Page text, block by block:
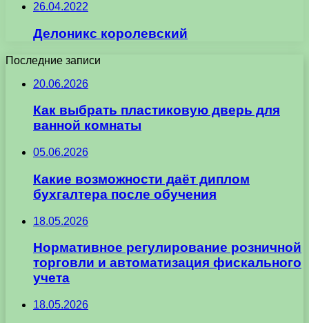
26.04.2022
Делоникс королевский
Последние записи
20.06.2026
Как выбрать пластиковую дверь для
ванной комнаты
05.06.2026
Какие возможности даёт диплом
бухгалтера после обучения
18.05.2026
Нормативное регулирование розничной
торговли и автоматизация фискального
учета
18.05.2026